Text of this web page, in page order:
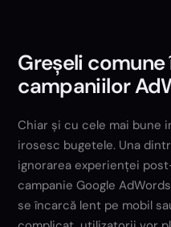
Greșeli
campaniilor
Chiar și cu cele mai bune
irosesc bugetele. Una
ignorarea experienței
campanie Google
se încarcă lent pe mobil